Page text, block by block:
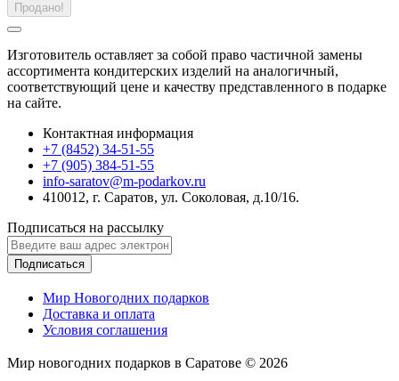
Продано!
Изготовитель оставляет за собой право частичной замены
ассортимента кондитерских изделий на аналогичный,
соответствующий цене и качеству представленного в подарке
на сайте.
Контактная информация
+7 (8452) 34-51-55
+7 (905) 384-51-55
info-saratov@m-podarkov.ru
410012, г. Саратов, ул. Соколовая, д.10/16.
Подписаться на рассылку
Подписаться
Мир Новогодних подарков
Доставка и оплата
Условия соглашения
Мир новогодних подарков в Саратове © 2026